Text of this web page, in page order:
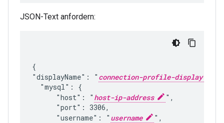
JSON-Text anfordern:
{
"displayName": " connection-profile-display-name
  "mysql": {
      "host": "
host-ip-address
",
      "port": 3306,
      "username": "
username
",